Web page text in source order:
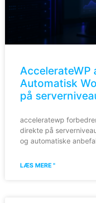
AccelerateWP
Automatisk
på
acceleratewp
direkte på
og automatiske
LÆS MERE "